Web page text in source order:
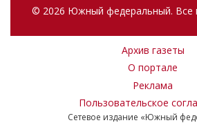
© 2026 Южный федеральный. Все
Архив газеты
О портале
Реклама
Пользовательское
Сетевое издание «Южный